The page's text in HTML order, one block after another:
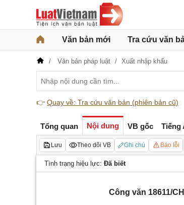
Văn bản mới Tra cứu văn
Văn bản pháp luật Xuất nhập khẩu
👉 Quay về: Tra cứu văn bản (phiên bản cũ)
Tổng quan Nội dung VB gốc Tiếng
Lưu Theo dõi VB Ghi chú Báo lỗi
Tình trạng hiệu lực: Đã biết
Công văn 18611/